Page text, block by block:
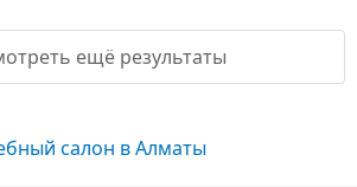
ещё результаты
салон в Алматы